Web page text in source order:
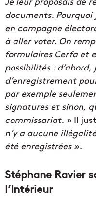
documents. Pourquoi
en campagne
à aller voter. On
formulaires Cerfa et
possibilités :
d’enregistrement
par exemple
signatures et sinon,
commissariat. » Il
n’y a aucune
été enregistrées ».
Stéphane Ravier
l’Intérieur